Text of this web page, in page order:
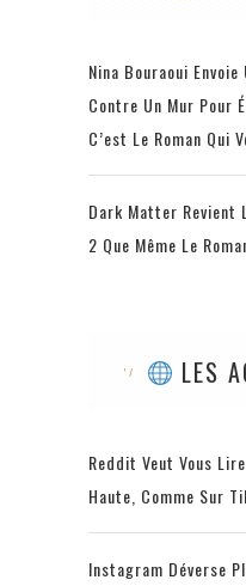
Nina Bouraoui
Contre Un Mur Pour
C’est Le Roman Qui
Dark Matter Revient
2 Que Même Le
LES
Reddit Veut Vous
Haute, Comme Sur
Instagram Déverse